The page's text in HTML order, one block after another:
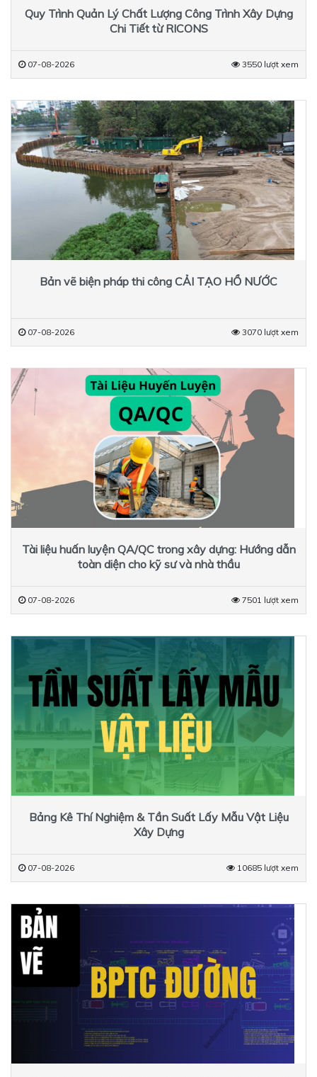
Quy Trình Quản Lý Chất Lượng Công Trình Xây Dựng
Chi Tiết từ RICONS
07-08-2026 3550 lượt xem
Bản vẽ biện pháp thi công CẢI TẠO HỒ NƯỚC
07-08-2026 3070 lượt xem
Tài liệu huấn luyện QA/QC trong xây dựng: Hướng dẫn
toàn diện cho kỹ sư và nhà thầu
07-08-2026 7501 lượt xem
Bảng Kê Thí Nghiệm & Tần Suất Lấy Mẫu Vật Liệu
Xây Dựng
07-08-2026 10685 lượt xem